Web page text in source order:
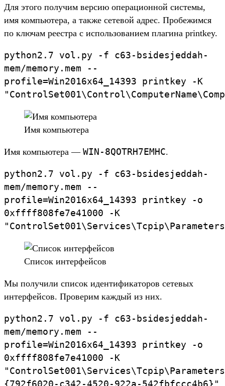
Для это­го получим вер­сию опе­раци­онной сис­темы,
имя компь­юте­ра, а так­же сетевой адрес. Про­бежим­ся
по клю­чам реес­тра с исполь­зовани­ем пла­гина printkey.
python2. 7 vol. py -f c63- bsidesjeddah-
mem/memory. mem
--
profile=Win2016x64_ 14393 printkey
-K
"ControlSet001\Control\ComputerName\C
Имя компь­юте­ра
Имя компь­юте­ра — WIN-8QOTRH7EMHC.
python2. 7 vol. py -f c63- bsidesjeddah-
mem/memory. mem
--
profile=Win2016x64_ 14393 printkey
-o
0xffff808fe7e41000
-K
"ControlSet001\Services\Tcpip\Parameters
Спи­сок интерфей­сов
Мы получи­ли спи­сок иден­тифика­торов сетевых
интерфей­сов. Про­верим каж­дый из них.
python2. 7 vol. py -f c63- bsidesjeddah-
mem/memory. mem
--
profile=Win2016x64_ 14393 printkey
-o
0xffff808fe7e41000
-K
"ControlSet001\Services\Tcpip\Parameters
{792f6020-c342-4520-922a-542fbfccc4b6} "